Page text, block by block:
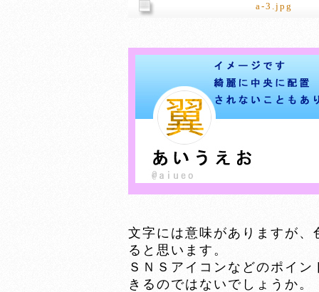
a-3.jpg
文字には意味がありますが
ると思います。
ＳＮＳアイコンなどのポイ
きるのではないでしょうか。